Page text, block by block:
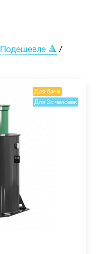
Подешевле 🔺 /
Для бани
Для 3х человек